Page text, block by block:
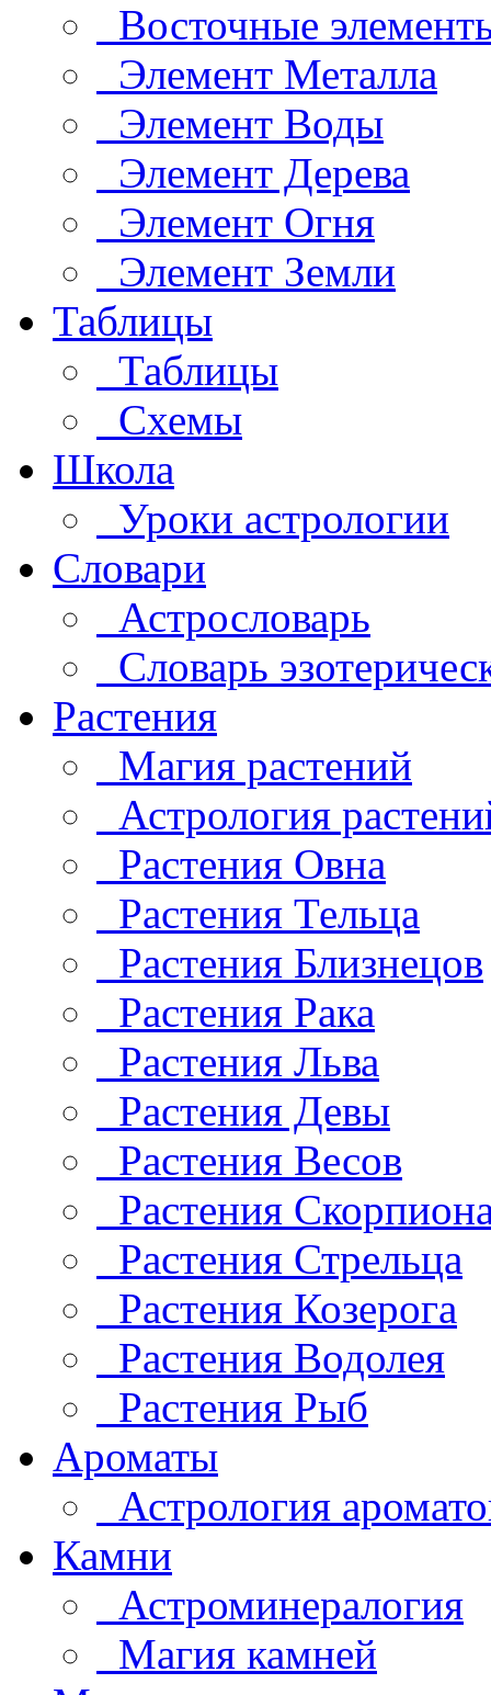
Восточные
Элемент Металла
Элемент Воды
Элемент Дерева
Элемент Огня
Элемент Земли
Таблицы
Таблицы
Схемы
Школа
Уроки астрологии
Словари
Астрословарь
Словарь
Растения
Магия растений
Астрология
Растения Овна
Растения Тельца
Растения Близнецов
Растения Рака
Растения Льва
Растения Девы
Растения Весов
Растения
Растения Стрельца
Растения Козерога
Растения Водолея
Растения Рыб
Ароматы
Астрология
Камни
Астроминералогия
Магия камней